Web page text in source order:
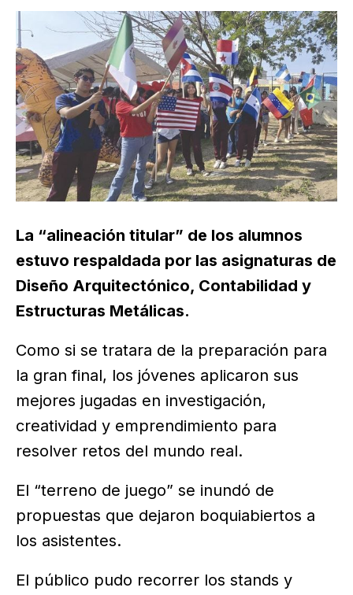
La “alineación titular” de los alumnos
estuvo respaldada por las asignaturas de
Diseño Arquitectónico, Contabilidad y
Estructuras Metálicas.
Como si se tratara de la preparación para
la gran final, los jóvenes aplicaron sus
mejores jugadas en investigación,
creatividad y emprendimiento para
resolver retos del mundo real.
El “terreno de juego” se inundó de
propuestas que dejaron boquiabiertos a
los asistentes.
El público pudo recorrer los stands y